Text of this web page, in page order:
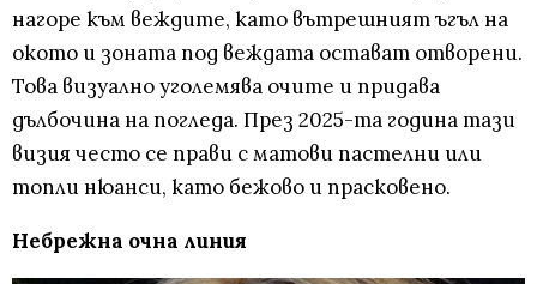
нагоре към веждите, като вътрешният ъгъл на
окото и зоната под веждата остават отворени.
Това визуално уголемява очите и придава
дълбочина на погледа. През 2025-та година тази
визия често се прави с матови пастелни или
топли нюанси, като бежово и прасковено.
Небрежна очна линия